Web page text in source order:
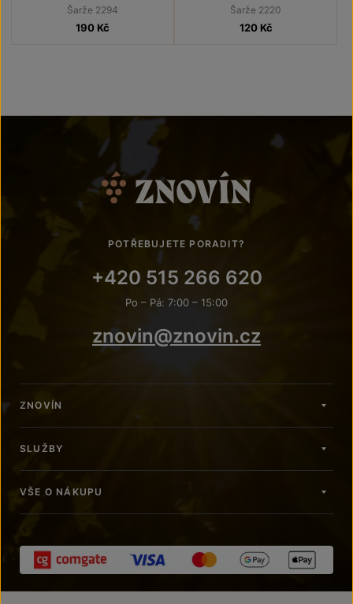
Šarže 2294
190 Kč
Šarže 2220
120 Kč
POTŘEBUJETE PORADIT?
+420 515 266 620
Po – Pá: 7:00 – 15:00
znovin@znovin.cz
ZNOVÍN
SLUŽBY
VŠE O NÁKUPU